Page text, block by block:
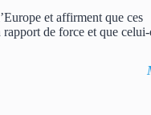
et affirment que ces
de force et que